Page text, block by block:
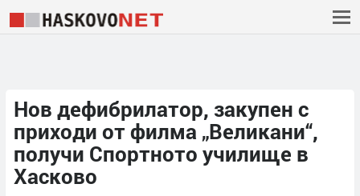
Нов дефибрилатор, закупен с
приходи от филма „Великани“,
получи Спортното училище в
Хасково